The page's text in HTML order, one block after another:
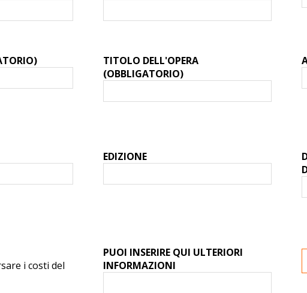
TITOLO DELL'OPERA
(OBBLIGATORIO)
EDIZIONE
i costi del
PUOI INSERIRE QUI ULTERIORI
INFORMAZIONI